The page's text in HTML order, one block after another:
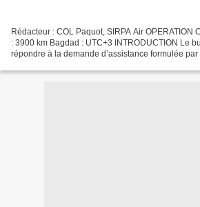
Rédacteur : COL Paquot, SIRPA Air OPERATION
: 3900 km Bagdad : UTC+3 INTRODUCTION Le
répondre à la demande d’assistance formulée